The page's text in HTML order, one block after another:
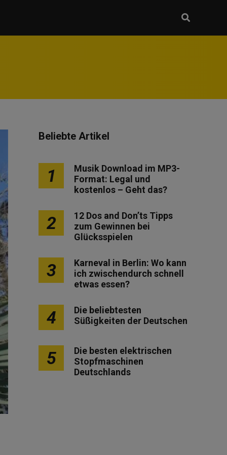
Beliebte Artikel
1
Musik Download im MP3-
Format: Legal und
kostenlos – Geht das?
2
12 Dos and Don’ts Tipps
zum Gewinnen bei
Glücksspielen
3
Karneval in Berlin: Wo kann
ich zwischendurch schnell
etwas essen?
4
Die beliebtesten
Süßigkeiten der Deutschen
5
Die besten elektrischen
Stopfmaschinen
Deutschlands